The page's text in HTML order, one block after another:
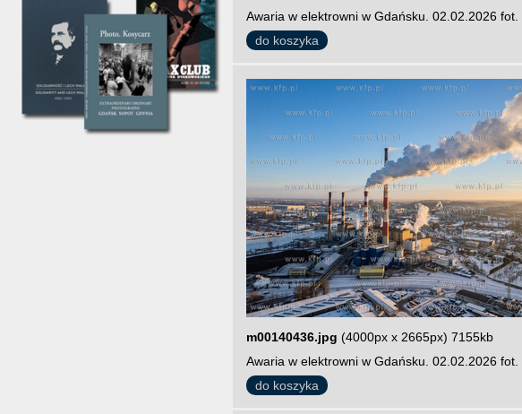
Awaria w elektrowni w Gdańsku. 02.02.2026
do koszyka
m00140436.jpg (4000px x 2665px) 7155kb
Awaria w elektrowni w Gdańsku. 02.02.2026
do koszyka